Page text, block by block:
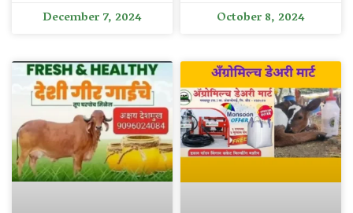
December 7, 2024 October 8, 2024